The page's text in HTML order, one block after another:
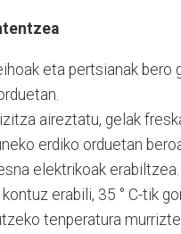
eta pertsianak bero
aireztatu, gelak
erdiko orduetan
elektrikoak erabiltzea.
erabili, 35 ° C-tik
tenperatura